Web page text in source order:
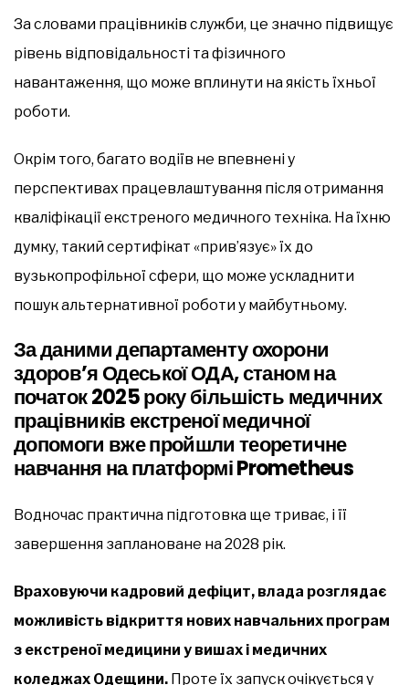
За словами працівників служби, це значно підвищує
рівень відповідальності та фізичного
навантаження, що може вплинути на якість їхньої
роботи.
Окрім того, багато водіїв не впевнені у
перспективах працевлаштування після отримання
кваліфікації екстреного медичного техніка. На їхню
думку, такий сертифікат «прив’язує» їх до
вузькопрофільної сфери, що може ускладнити
пошук альтернативної роботи у майбутньому.
За даними департаменту охорони
здоров’я Одеської ОДА, станом на
початок 2025 року більшість медичних
працівників екстреної медичної
допомоги вже пройшли теоретичне
навчання на платформі Prometheus
Водночас практична підготовка ще триває, і її
завершення заплановане на 2028 рік.
Враховуючи кадровий дефіцит, влада розглядає
можливість відкриття нових навчальних програм
з екстреної медицини у вишах і медичних
коледжах Одещини. Проте їх запуск очікується у